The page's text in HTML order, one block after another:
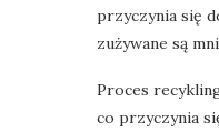
przyczynia się
zużywane są
Proces
co przyczynia